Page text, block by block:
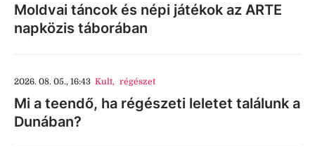
Moldvai táncok és népi játékok az ARTE
napközis táborában
2026. 08. 05., 16:43 Kult, régészet
Mi a teendő, ha régészeti leletet találunk a
Dunában?